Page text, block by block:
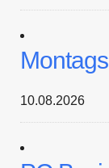
10.08.2026